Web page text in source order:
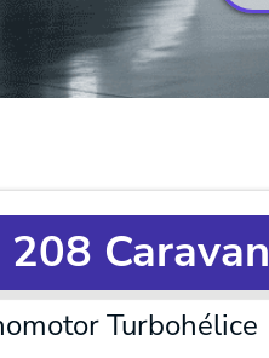
208 Caravan
Turbohélice